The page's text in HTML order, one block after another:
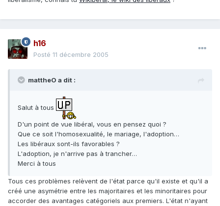
h16
Posté 11 décembre 2005
mattheO a dit :
Salut à tous
D'un point de vue libéral, vous en pensez quoi ?
Que ce soit l'homosexualité, le mariage, l'adoption…
Les libéraux sont-ils favorables ?
L'adoption, je n'arrive pas à trancher…
Merci à tous
Tous ces problèmes relèvent de l'état parce qu'il existe et qu'il a
créé une asymétrie entre les majoritaires et les minoritaires pour
accorder des avantages catégoriels aux premiers. L'état n'ayant